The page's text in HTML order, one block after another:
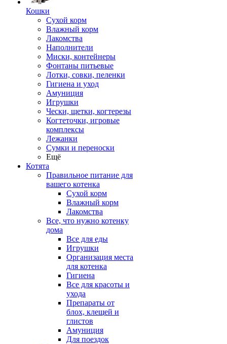
Кошки
Сухой корм
Влажный корм
Лакомства
Наполнители
Миски, контейнеры
Фонтаны питьевые
Лотки, совки, пеленки
Гигиена и уход
Амуниция
Игрушки
Чески, щетки, когтерезы
Когтеточки, игровые
комплексы
Лежанки
Сумки и переноски
Ещё
Котята
Правильное питание для
вашего котенка
Сухой корм
Влажный корм
Лакомства
Все, что нужно котенку
дома
Все для еды
Игрушки
Организация места
для котенка
Гигиена
Все для красоты и
ухода
Препараты от
блох, клещей и
глистов
Амуниция
Для поездок